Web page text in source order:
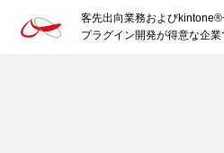
客先出向業務および
プラグイン開発が得意な企業